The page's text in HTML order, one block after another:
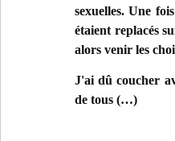
sexuelles. Une
étaient replacés
alors venir les
J'ai dû coucher
de tous (…)